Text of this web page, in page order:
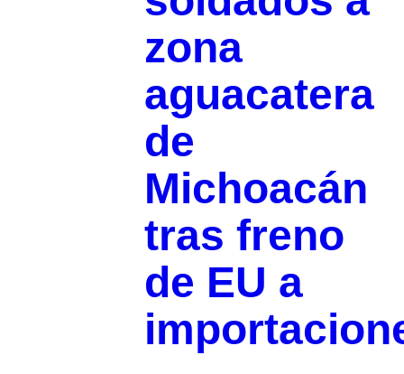
zona
aguacatera
de
Michoacán
tras freno
de EU a